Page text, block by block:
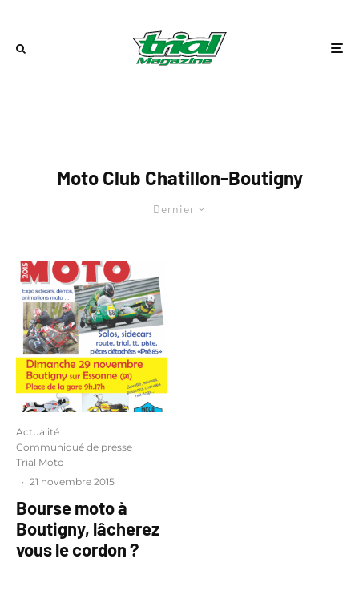
Moto Club Chatillon-Boutigny
Dernier
Actualité
Communiqué de presse
Trial Moto
· 21 novembre 2015
Bourse moto à
Boutigny, lâcherez
vous le cordon ?